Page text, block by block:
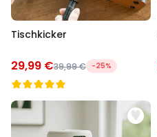
Tischkicker
29,99 €39,99 € -25%